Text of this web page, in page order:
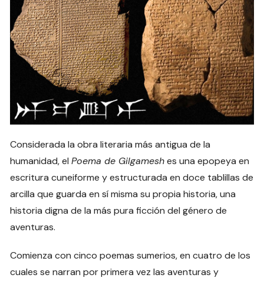
Considerada la obra literaria más antigua de la
humanidad, elPoema de Gilgameshes una epopeya en
escritura cuneiforme y estructurada en doce tablillas de
arcilla que guarda en sí misma su propia historia, una
historia digna de la más pura ficción del género de
aventuras.
Comienza con cinco poemas sumerios, en cuatro de los
cuales se narran por primera vez las aventuras y